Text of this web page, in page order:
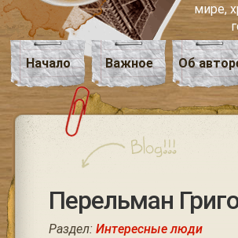
мире,
Начало Важное Об
Перельман
Раздел: Интересные люди